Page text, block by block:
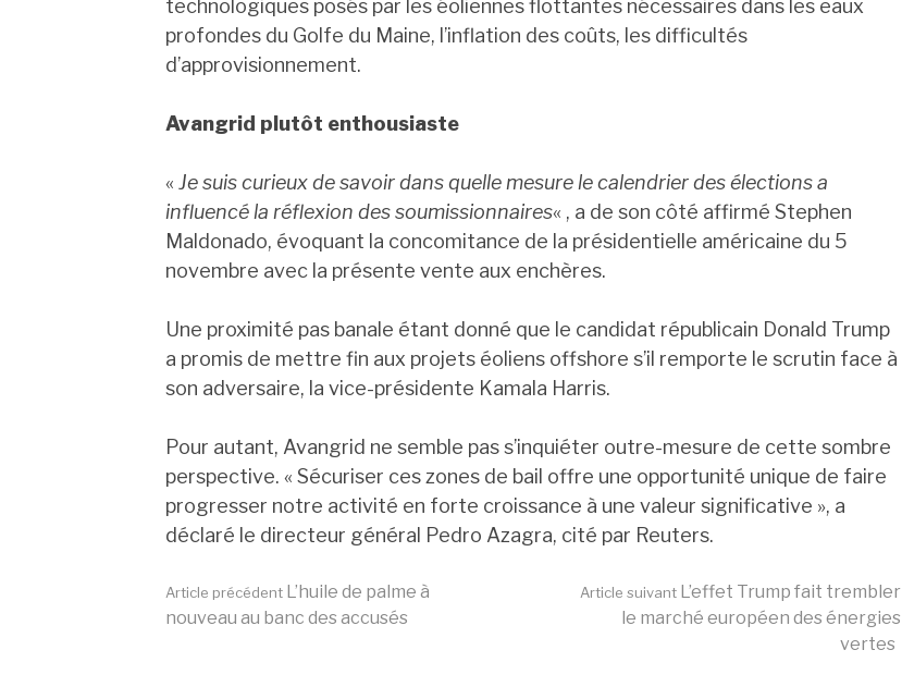
technologiques posés par les éoliennes flottantes nécessaires dans les eaux
profondes du Golfe du Maine, l’inflation des coûts, les difficultés
d’approvisionnement.
Avangrid plutôt enthousiaste
« Je suis curieux de savoir dans quelle mesure le calendrier des élections a
influencé la réflexion des soumissionnaires« , a de son côté affirmé Stephen
Maldonado, évoquant la concomitance de la présidentielle américaine du 5
novembre avec la présente vente aux enchères.
Une proximité pas banale étant donné que le candidat républicain Donald Trump
a promis de mettre fin aux projets éoliens offshore s’il remporte le scrutin face à
son adversaire, la vice-présidente Kamala Harris.
Pour autant, Avangrid ne semble pas s’inquiéter outre-mesure de cette sombre
perspective. « Sécuriser ces zones de bail offre une opportunité unique de faire
progresser notre activité en forte croissance à une valeur significative », a
déclaré le directeur général Pedro Azagra, cité par Reuters.
Lire
Article précédent L’huile de palme à
nouveau au banc des accusés
Article suivant L’effet Trump fait trembler
le marché européen des énergies
vertes